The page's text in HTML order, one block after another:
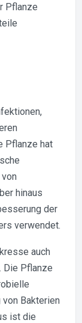
Pflanze
Pflanze hat
hinaus
der
verwendet.
auch
Die Pflanze
Bakterien
ist die